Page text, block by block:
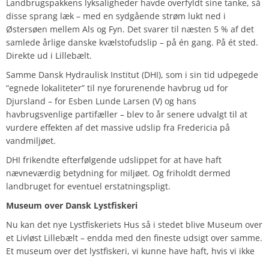
Landbrugspakkens lyksaligheder havde overfyldt sine tanke, så
disse sprang læk – med en sydgående strøm lukt ned i
Østersøen mellem Als og Fyn. Det svarer til næsten 5 % af det
samlede årlige danske kvælstofudslip – på én gang. På ét sted.
Direkte ud i Lillebælt.
Samme Dansk Hydraulisk Institut (DHI), som i sin tid udpegede
“egnede lokaliteter” til nye forurenende havbrug ud for
Djursland – for Esben Lunde Larsen (V) og hans
havbrugsvenlige partifæller – blev to år senere udvalgt til at
vurdere effekten af det massive udslip fra Fredericia på
vandmiljøet.
DHI frikendte efterfølgende udslippet for at have haft
nævneværdig betydning for miljøet. Og friholdt dermed
landbruget for eventuel erstatningspligt.
Museum over Dansk Lystfiskeri
Nu kan det nye Lystfiskeriets Hus så i stedet blive Museum over
et Livløst Lillebælt – endda med den fineste udsigt over samme.
Et museum over det lystfiskeri, vi kunne have haft, hvis vi ikke